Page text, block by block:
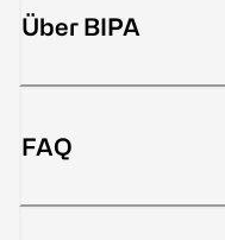
Über BIPA
FAQ